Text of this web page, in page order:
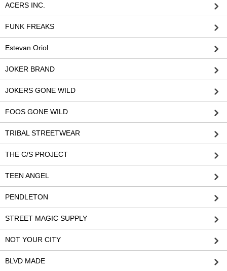
ACERS INC.
FUNK FREAKS
Estevan Oriol
JOKER BRAND
JOKERS GONE WILD
FOOS GONE WILD
TRIBAL STREETWEAR
THE C/S PROJECT
TEEN ANGEL
PENDLETON
STREET MAGIC SUPPLY
NOT YOUR CITY
BLVD MADE